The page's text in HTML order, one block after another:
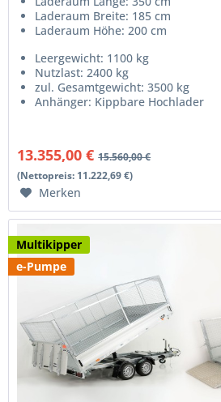
Laderaum Breite: 185 cm
Laderaum Höhe: 200 cm
Leergewicht: 1100 kg
Nutzlast: 2400 kg
zul. Gesamtgewicht: 3500 kg
Anhänger: Kippbare Hochlader
13.355,00 € 15.560,00 €
(Nettopreis: 11.222,69 €)
Merken
Multikipper
e-Pumpe